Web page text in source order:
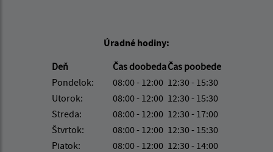
Úradné hodiny:
Deň
Čas doobedaČas poobede
Pondelok:
08:00 - 12:00 12:30 - 15:30
Utorok:
08:00 - 12:00 12:30 - 15:30
Streda:
08:00 - 12:00 12:30 - 17:00
Štvrtok:
08:00 - 12:00 12:30 - 15:30
Piatok:
08:00 - 12:00 12:30 - 14:00